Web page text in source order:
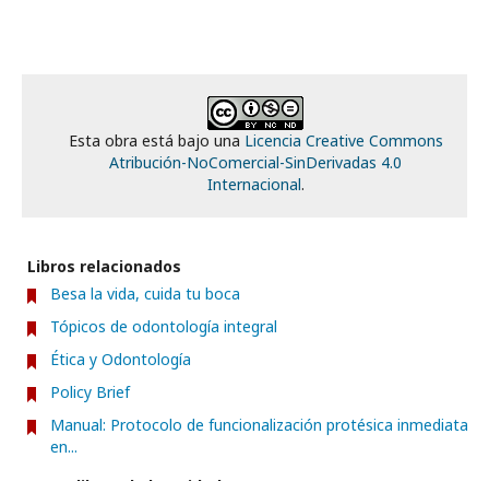
Esta obra está bajo una Licencia Creative Commons
Atribución-NoComercial-SinDerivadas 4.0
Internacional.
Libros relacionados
Besa la vida, cuida tu boca
Tópicos de odontología integral
Ética y Odontología
Policy Brief
Manual: Protocolo de funcionalización protésica inmediata
en...